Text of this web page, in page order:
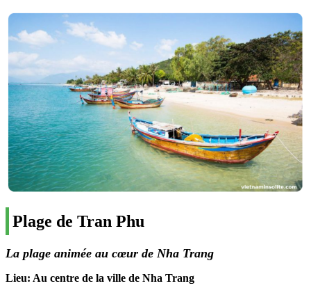
Plage de Tran Phu
La plage animée au cœur de Nha Trang
Lieu: Au centre de la ville de Nha Trang